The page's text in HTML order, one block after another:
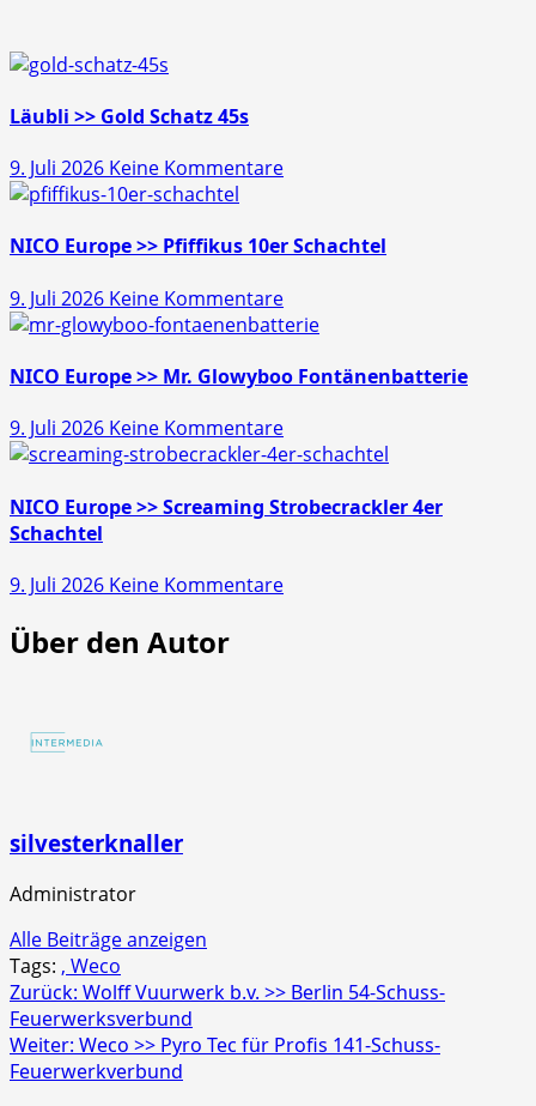
Läubli >> Gold Schatz 45s
9. Juli 2026 Keine Kommentarezu
Gold
45s
NICO Europe >> Pfiffikus 10er Schachtel
9. Juli 2026 Keine Kommentarezu
NICO
>>
10er
Schachtel
NICO Europe >> Mr. Glowyboo Fontänenbatterie
9. Juli 2026 Keine Kommentarezu
NICO
>>
Fontänenbatterie
NICO Europe >> Screaming Strobecrackler 4er
Schachtel
9. Juli 2026 Keine Kommentarezu
Über den Autor
silvesterknaller
Administrator
Alle Beiträge anzeigen
Tags: , Weco
Beitragsnavigation
Zurück: Wolff Vuurwerk b.v. >> Berlin 54-Schuss-
Feuerwerksverbund
Weiter: Weco >> Pyro Tec für Profis 141-Schuss-
Feuerwerkverbund